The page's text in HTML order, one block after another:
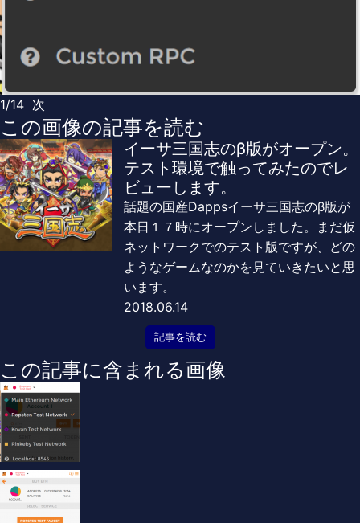
1/14 次
この画像の記事を読む
イーサ三国志のβ版がオープン。
テスト環境で触ってみたのでレ
ビューします。
話題の国産Dappsイーサ三国志のβ版が
本日１７時にオープンしました。まだ仮
ネットワークでのテスト版ですが、どの
ようなゲームなのかを見ていきたいと思
います。
2018.06.14
記事を読む
この記事に含まれる画像